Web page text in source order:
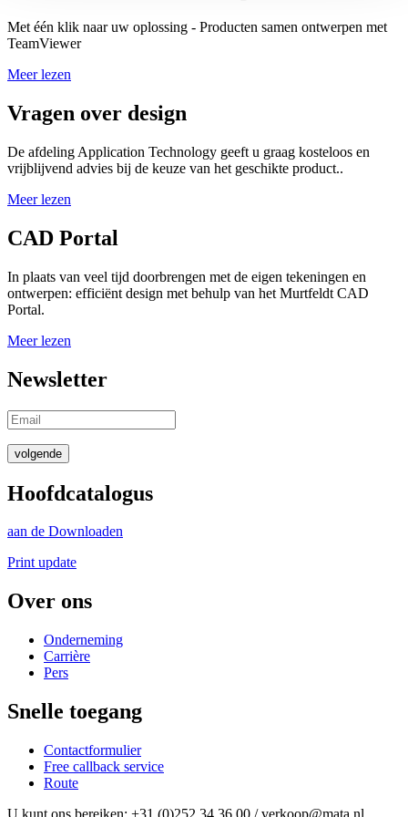
Met één klik naar uw oplossing - Producten samen ontwerpen met
TeamViewer
Meer lezen
Vragen over design
De afdeling Application Technology geeft u graag kosteloos en
vrijblijvend advies bij de keuze van het geschikte product..
Meer lezen
CAD Portal
In plaats van veel tijd doorbrengen met de eigen tekeningen en
ontwerpen: efficiënt design met behulp van het Murtfeldt CAD
Portal.
Meer lezen
Newsletter
volgende
Hoofdcatalogus
aan de Downloaden
Print update
Over ons
Onderneming
Carrière
Pers
Snelle toegang
Contactformulier
Free callback service
Route
U kunt ons bereiken: +31 (0)252 34 36 00 / verkoop@mata.nl